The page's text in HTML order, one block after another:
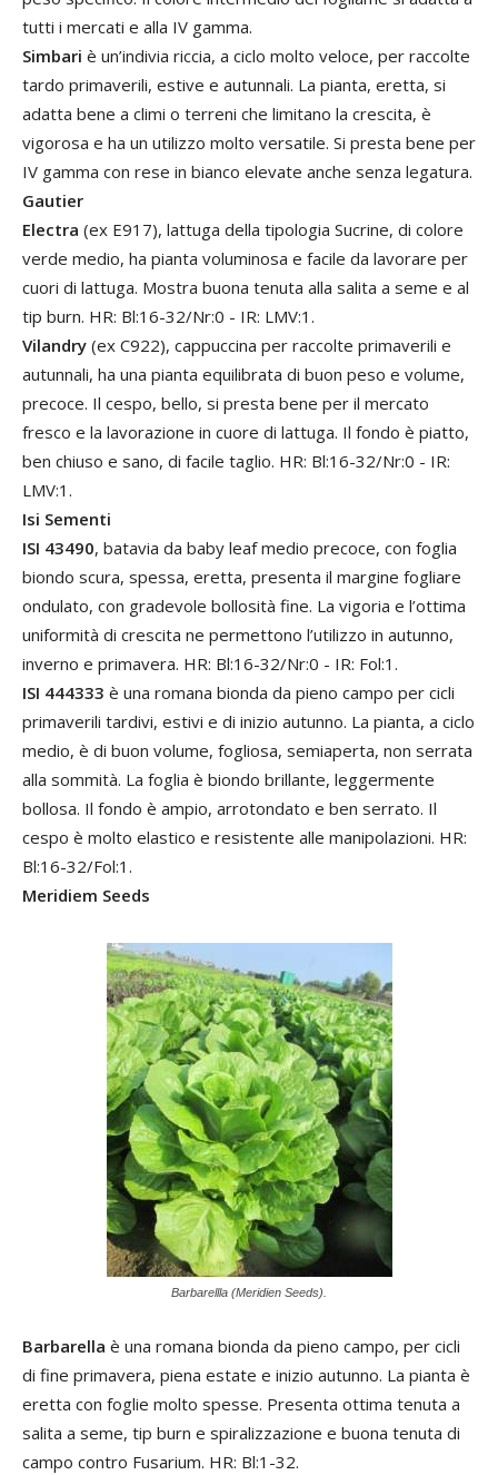
tutti i mercati e alla IV gamma.
Simbari è un’indivia riccia, a ciclo molto veloce, per raccolte
tardo primaverili, estive e autunnali. La pianta, eretta, si
adatta bene a climi o terreni che limitano la crescita, è
vigorosa e ha un utilizzo molto versatile. Si presta bene per
IV gamma con rese in bianco elevate anche senza legatura.
Gautier
Electra (ex E917), lattuga della tipologia Sucrine, di colore
verde medio, ha pianta voluminosa e facile da lavorare per
cuori di lattuga. Mostra buona tenuta alla salita a seme e al
tip burn. HR: Bl:16-32/Nr:0 - IR: LMV:1.
Vilandry (ex C922), cappuccina per raccolte primaverili e
autunnali, ha una pianta equilibrata di buon peso e volume,
precoce. Il cespo, bello, si presta bene per il mercato
fresco e la lavorazione in cuore di lattuga. Il fondo è piatto,
ben chiuso e sano, di facile taglio. HR: Bl:16-32/Nr:0 - IR:
LMV:1.
Isi Sementi
ISI 43490, batavia da baby leaf medio precoce, con foglia
biondo scura, spessa, eretta, presenta il margine fogliare
ondulato, con gradevole bollosità fine. La vigoria e l’ottima
uniformità di crescita ne permettono l’utilizzo in autunno,
inverno e primavera. HR: Bl:16-32/Nr:0 - IR: Fol:1.
ISI 444333 è una romana bionda da pieno campo per cicli
primaverili tardivi, estivi e di inizio autunno. La pianta, a ciclo
medio, è di buon volume, fogliosa, semiaperta, non serrata
alla sommità. La foglia è biondo brillante, leggermente
bollosa. Il fondo è ampio, arrotondato e ben serrato. Il
cespo è molto elastico e resistente alle manipolazioni. HR:
Bl:16-32/Fol:1.
Meridiem Seeds
Barbarellla (Meridien Seeds).
Barbarella è una romana bionda da pieno campo, per cicli
di fine primavera, piena estate e inizio autunno. La pianta è
eretta con foglie molto spesse. Presenta ottima tenuta a
salita a seme, tip burn e spiralizzazione e buona tenuta di
campo contro Fusarium. HR: Bl:1-32.